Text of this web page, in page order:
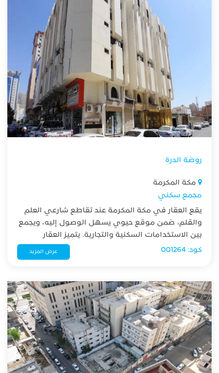
روضة الدرة
مكة المكرمة
مجمع سكني
يقع العقار في مكة المكرمة عند تقاطع شارعي العلم
والقلم، ضمن موقع حيوي يسهل الوصول إليه، ويجمع
بين الاستخدامات السكنية والتجارية. يتميز العقار
بتصميم متعدد الاستخدامات. 33 شقة و6 محلات تجارية
وقبو متعدد المرافق، مما يجعله فرصة استثمارية
كود: 001264 عرض المزيد